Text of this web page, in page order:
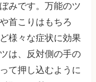
みです。万能のツ
首こりはもちろ
様々な症状に効果
は、反対側の手の
て押し込むように